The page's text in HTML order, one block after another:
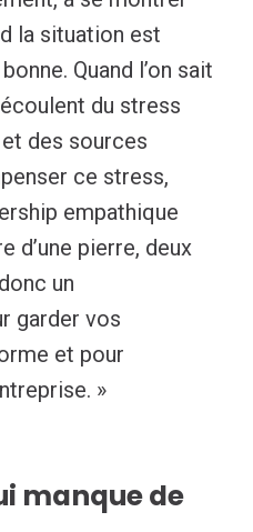
la situation est
Quand l’on sait
du stress
et des sources
ce stress,
empathique
d’une pierre, deux
un
garder vos
et pour
»
manque de